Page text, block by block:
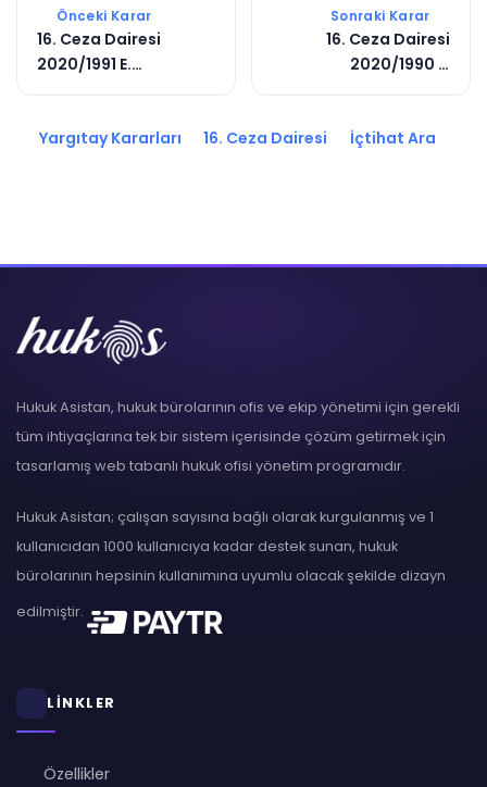
Önceki Karar
16. Ceza Dairesi
2020/1991 E.
Sonraki Karar
16. Ceza Dairesi
2020/1990 E.
Yargıtay Kararları 16. Ceza Dairesi İçtihat Ara
Hukuk Asistan, hukuk bürolarının ofis ve ekip yönetimi için gerekli
tüm ihtiyaçlarına tek bir sistem içerisinde çözüm getirmek için
tasarlamış web tabanlı hukuk ofisi yönetim programıdır.
Hukuk Asistan; çalışan sayısına bağlı olarak kurgulanmış ve 1
kullanıcıdan 1000 kullanıcıya kadar destek sunan, hukuk
bürolarının hepsinin kullanımına uyumlu olacak şekilde dizayn
edilmiştir.
LİNKLER
Özellikler